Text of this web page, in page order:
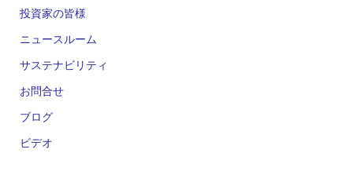
投資家の皆様
ニュースルーム
サステナビリティ
お問合せ
ブログ
ビデオ